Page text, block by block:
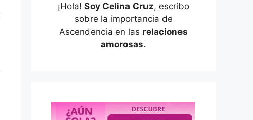
¡Hola! Soy Celina Cruz, escribo
sobre la importancia de
Ascendencia en las relaciones
amorosas.